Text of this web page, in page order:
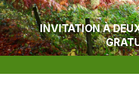
INVITATION À